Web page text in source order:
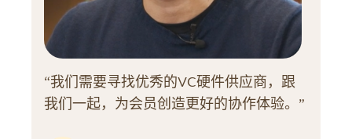
“我们需要寻找优秀的VC硬件供应商，跟
我们一起，为会员创造更好的协作体验。”